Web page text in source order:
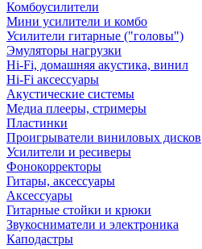
Комбоусилители
Мини усилители и комбо
Усилители гитарные ("головы")
Эмуляторы нагрузки
Hi-Fi, домашняя акустика, винил
Hi-Fi аксессуары
Акустические системы
Медиа плееры, стримеры
Пластинки
Проигрыватели виниловых дисков
Усилители и ресиверы
Фонокорректоры
Гитары, аксессуары
Аксессуары
Гитарные стойки и крюки
Звукосниматели и электроника
Каподастры